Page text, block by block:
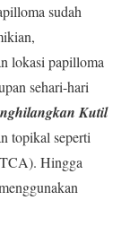
sudah
lokasi papilloma
sehari-hari
Kutil
topikal seperti
Hingga